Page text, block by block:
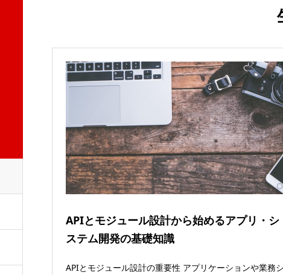
APIとモジュール設計から始めるアプリ・シ
ステム開発の基礎知識
APIとモジュール設計の重要性 アプリケーションや業務シ